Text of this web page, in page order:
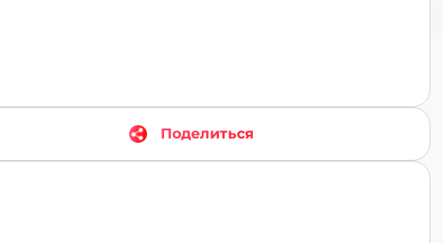
Поделиться